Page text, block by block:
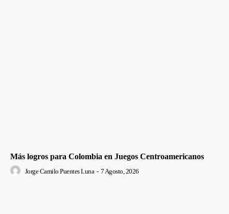
Más logros para Colombia en Juegos Centroamericanos
Jorge Camilo Puentes Luna - 7 Agosto, 2026